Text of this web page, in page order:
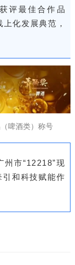
评最佳合作品
化发展典范，
啤酒类）称号
州市“12218”现
和科技赋能作